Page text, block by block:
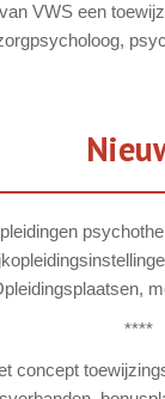
VWS een
****
concept